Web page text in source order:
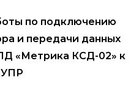
по подключению
и передачи данных
«Метрика КСД-02» к